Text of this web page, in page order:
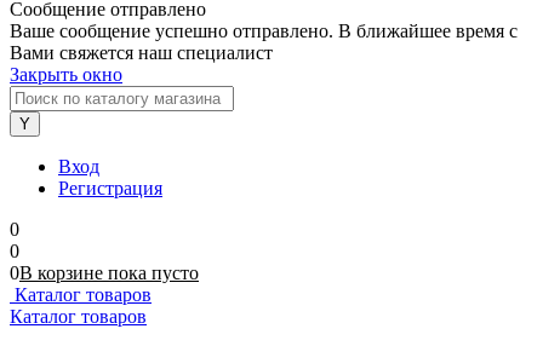
Сообщение отправлено
Ваше сообщение успешно отправлено. В ближайшее время с
Вами свяжется наш специалист
Закрыть окно
Вход
Регистрация
0
0
0В корзине пока пусто
Каталог товаров
Каталог товаров